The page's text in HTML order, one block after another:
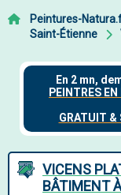
Peintures-
Saint-Étienne
VICENS
BÂTIMENT